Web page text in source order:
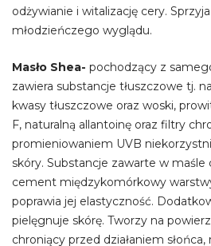
odżywianie i witalizację cery.
młodzieńczego wyglądu.
Masło Shea- pochodzący z
zawiera substancje tłuszczowe tj.
kwasy tłuszczowe oraz woski,
F, naturalną allantoinę oraz filtry
promieniowaniem UVB
skóry. Substancje zawarte w maśle
cement międzykomórkowy
poprawia jej elastyczność.
pielęgnuje skórę. Tworzy na
chroniący przed działaniem